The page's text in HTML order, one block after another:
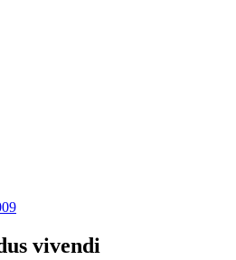
vivendi